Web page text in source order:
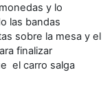
y lo
las bandas
sobre la mesa y el
finalizar
el carro salga